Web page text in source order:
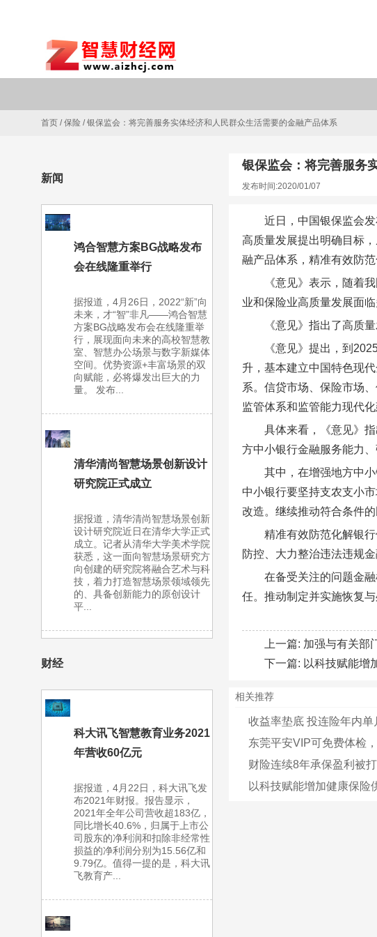
首页 /保险 /银保监会：将完善服务实体经济和人民群众生活需要的金融产品体系
新闻
鸿合智慧方案BG战略发布
会在线隆重举行
据报道，4月26日，2022“新”向
未来，才“智”非凡——鸿合智慧
方案BG战略发布会在线隆重举
行，展现面向未来的高校智慧教
室、智慧办公场景与数字新媒体
空间。优势资源+丰富场景的双
向赋能，必将爆发出巨大的力
量。 发布...
清华清尚智慧场景创新设计
研究院正式成立
据报道，清华清尚智慧场景创新
设计研究院近日在清华大学正式
成立。记者从清华大学美术学院
获悉，这一面向智慧场景研究方
向创建的研究院将融合艺术与科
技，着力打造智慧场景领域领先
的、具备创新能力的原创设计
平...
财经
科大讯飞智慧教育业务2021
年营收60亿元
据报道，4月22日，科大讯飞发
布2021年财报。报告显示，
2021年全年公司营收超183亿，
同比增长40.6%，归属于上市公
司股东的净利润和扣除非经常性
损益的净利润分别为15.56亿和
9.79亿。值得一提的是，科大讯
飞教育产...
银保监会：将完善服务
发布时间:2020/01/07
近日，中国银保监会
高质量发展提出明确目标
融产品体系，精准有效防
《意见》表示，随着
业和保险业高质量发展面临
《意见》指出了高质
《意见》提出，到
升，基本建立中国特色现
系。信贷市场、保险市场
监管体系和监管能力现代化
具体来看，《意见》
方中小银行金融服务能力
其中，在增强地方中
中小银行要坚持支农支小
改造。继续推动符合条件的
精准有效防范化解银
防控、大力整治违法违规
在备受关注的问题金
任。推动制定并实施恢复
上一篇: 加强与有关部
下一篇: 以科技赋能增
相关推荐
收益率垫底 投连险年内单
东莞平安VIP可免费体检
财险连续8年承保盈利被
以科技赋能增加健康保险